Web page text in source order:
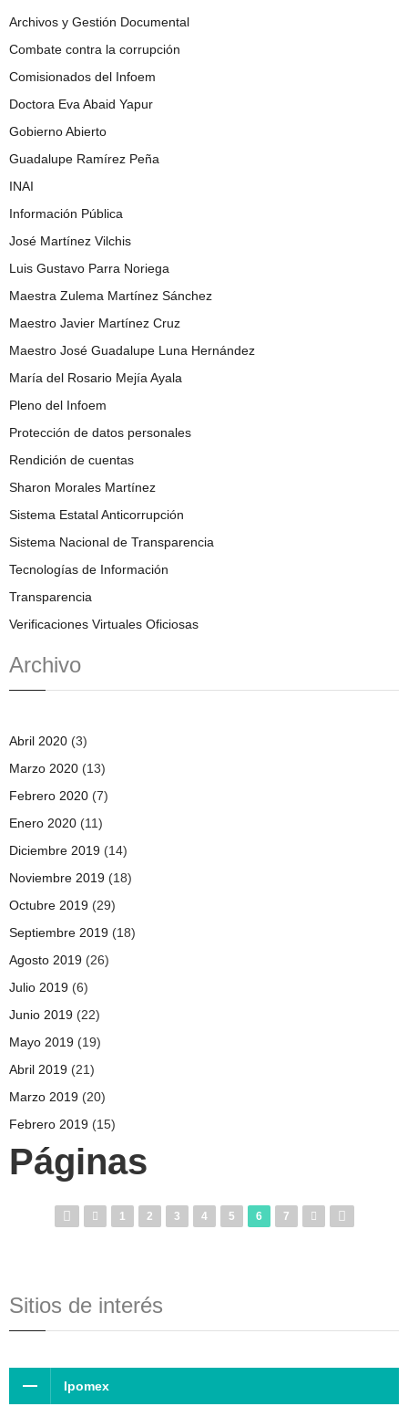
Archivos y Gestión Documental
Combate contra la corrupción
Comisionados del Infoem
Doctora Eva Abaid Yapur
Gobierno Abierto
Guadalupe Ramírez Peña
INAI
Información Pública
José Martínez Vilchis
Luis Gustavo Parra Noriega
Maestra Zulema Martínez Sánchez
Maestro Javier Martínez Cruz
Maestro José Guadalupe Luna Hernández
María del Rosario Mejía Ayala
Pleno del Infoem
Protección de datos personales
Rendición de cuentas
Sharon Morales Martínez
Sistema Estatal Anticorrupción
Sistema Nacional de Transparencia
Tecnologías de Información
Transparencia
Verificaciones Virtuales Oficiosas
Archivo
Abril 2020 (3)
Marzo 2020 (13)
Febrero 2020 (7)
Enero 2020 (11)
Diciembre 2019 (14)
Noviembre 2019 (18)
Octubre 2019 (29)
Septiembre 2019 (18)
Agosto 2019 (26)
Julio 2019 (6)
Junio 2019 (22)
Mayo 2019 (19)
Abril 2019 (21)
Marzo 2019 (20)
Febrero 2019 (15)
Páginas
1 2 3 4 5 6 7
Sitios de interés
Ipomex